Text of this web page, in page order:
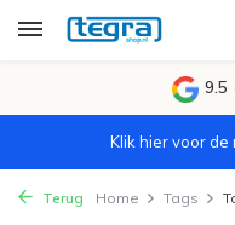
9.5
Klik hier voor
Terug Home Tags